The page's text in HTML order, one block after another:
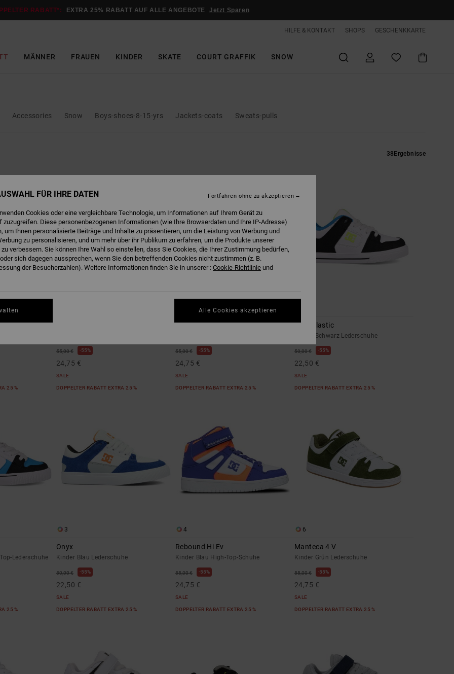
RABATT*: EXTRA 25% RABATT AUF ALLE ANGEBOTE Jetzt Sparen
HILFE & KONTAKT SHOPS GESCHENKKARTE
MÄNNER FRAUEN KINDER SKATE COURT GRAFFIK SNOW
Accessories Snow Boys-shoes-8-15-yrs Jackets-coats Sweats-pulls
38Ergebnisse
25 %
55,00 € 55%
24,75 €
SALE
DOPPELTER RABATT EXTRA 25 %
Manteca 4 V
55,00 € 55%
24,75 €
SALE
DOPPELTER RABATT EXTRA 25 %
Pure Elastic
Kinder Schwarz Lederschuhe
50,00 € 55%
22,50 €
SALE
DOPPELTER RABATT EXTRA 25 %
Lederschuhe
25 %
3
Onyx
Kinder Blau Lederschuhe
50,00 € 55%
22,50 €
SALE
DOPPELTER RABATT EXTRA 25 %
4
Rebound Hi Ev
Kinder Blau High-Top-Schuhe
55,00 € 55%
24,75 €
SALE
DOPPELTER RABATT EXTRA 25 %
6
Manteca 4 V
Kinder Grün Lederschuhe
55,00 € 55%
24,75 €
SALE
DOPPELTER RABATT EXTRA 25 %
FÜR IHRE DATEN
Cookies oder eine vergleichbare Technologie, um Informationen auf Ihrem Gerät zu
Diese personenbezogenen Informationen (wie Ihre Browserdaten und Ihre IP-Adresse)
um Ihnen personalisierte Beiträge und Inhalte zu präsentieren, um die Leistung von Werbung und
zu personalisieren, und um mehr über ihr Publikum zu erfahren, um die Produkte unserer
verbessern. Sie können Ihre Wahl so einstellen, dass Sie Cookies, die Ihrer Zustimmung bedürfen,
sich dagegen aussprechen, wenn Sie den betreffenden Cookies nicht zustimmen (z. B.
der Besucherzahlen). Weitere Informationen finden Sie in unserer : Cookie-Richtlinie und
Fortfahren ohne zu akzeptieren
Alle Cookies akzeptieren